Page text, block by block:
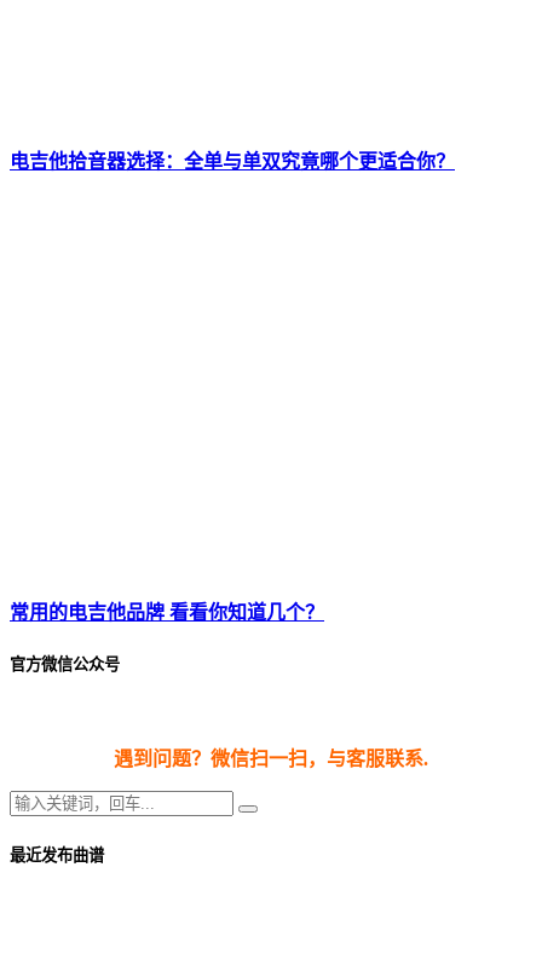
电吉他拾音器选择：全单与单双究竟哪个更适合你？
常用的电吉他品牌 看看你知道几个？
官方微信公众号
遇到问题？微信扫一扫，与客服联系.
最近发布曲谱